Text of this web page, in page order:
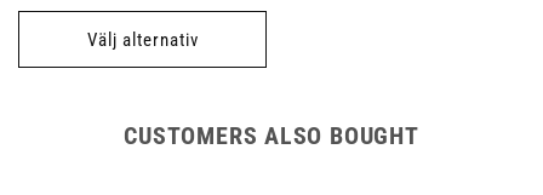
pris
Välj alternativ
CUSTOMERS ALSO BOUGHT